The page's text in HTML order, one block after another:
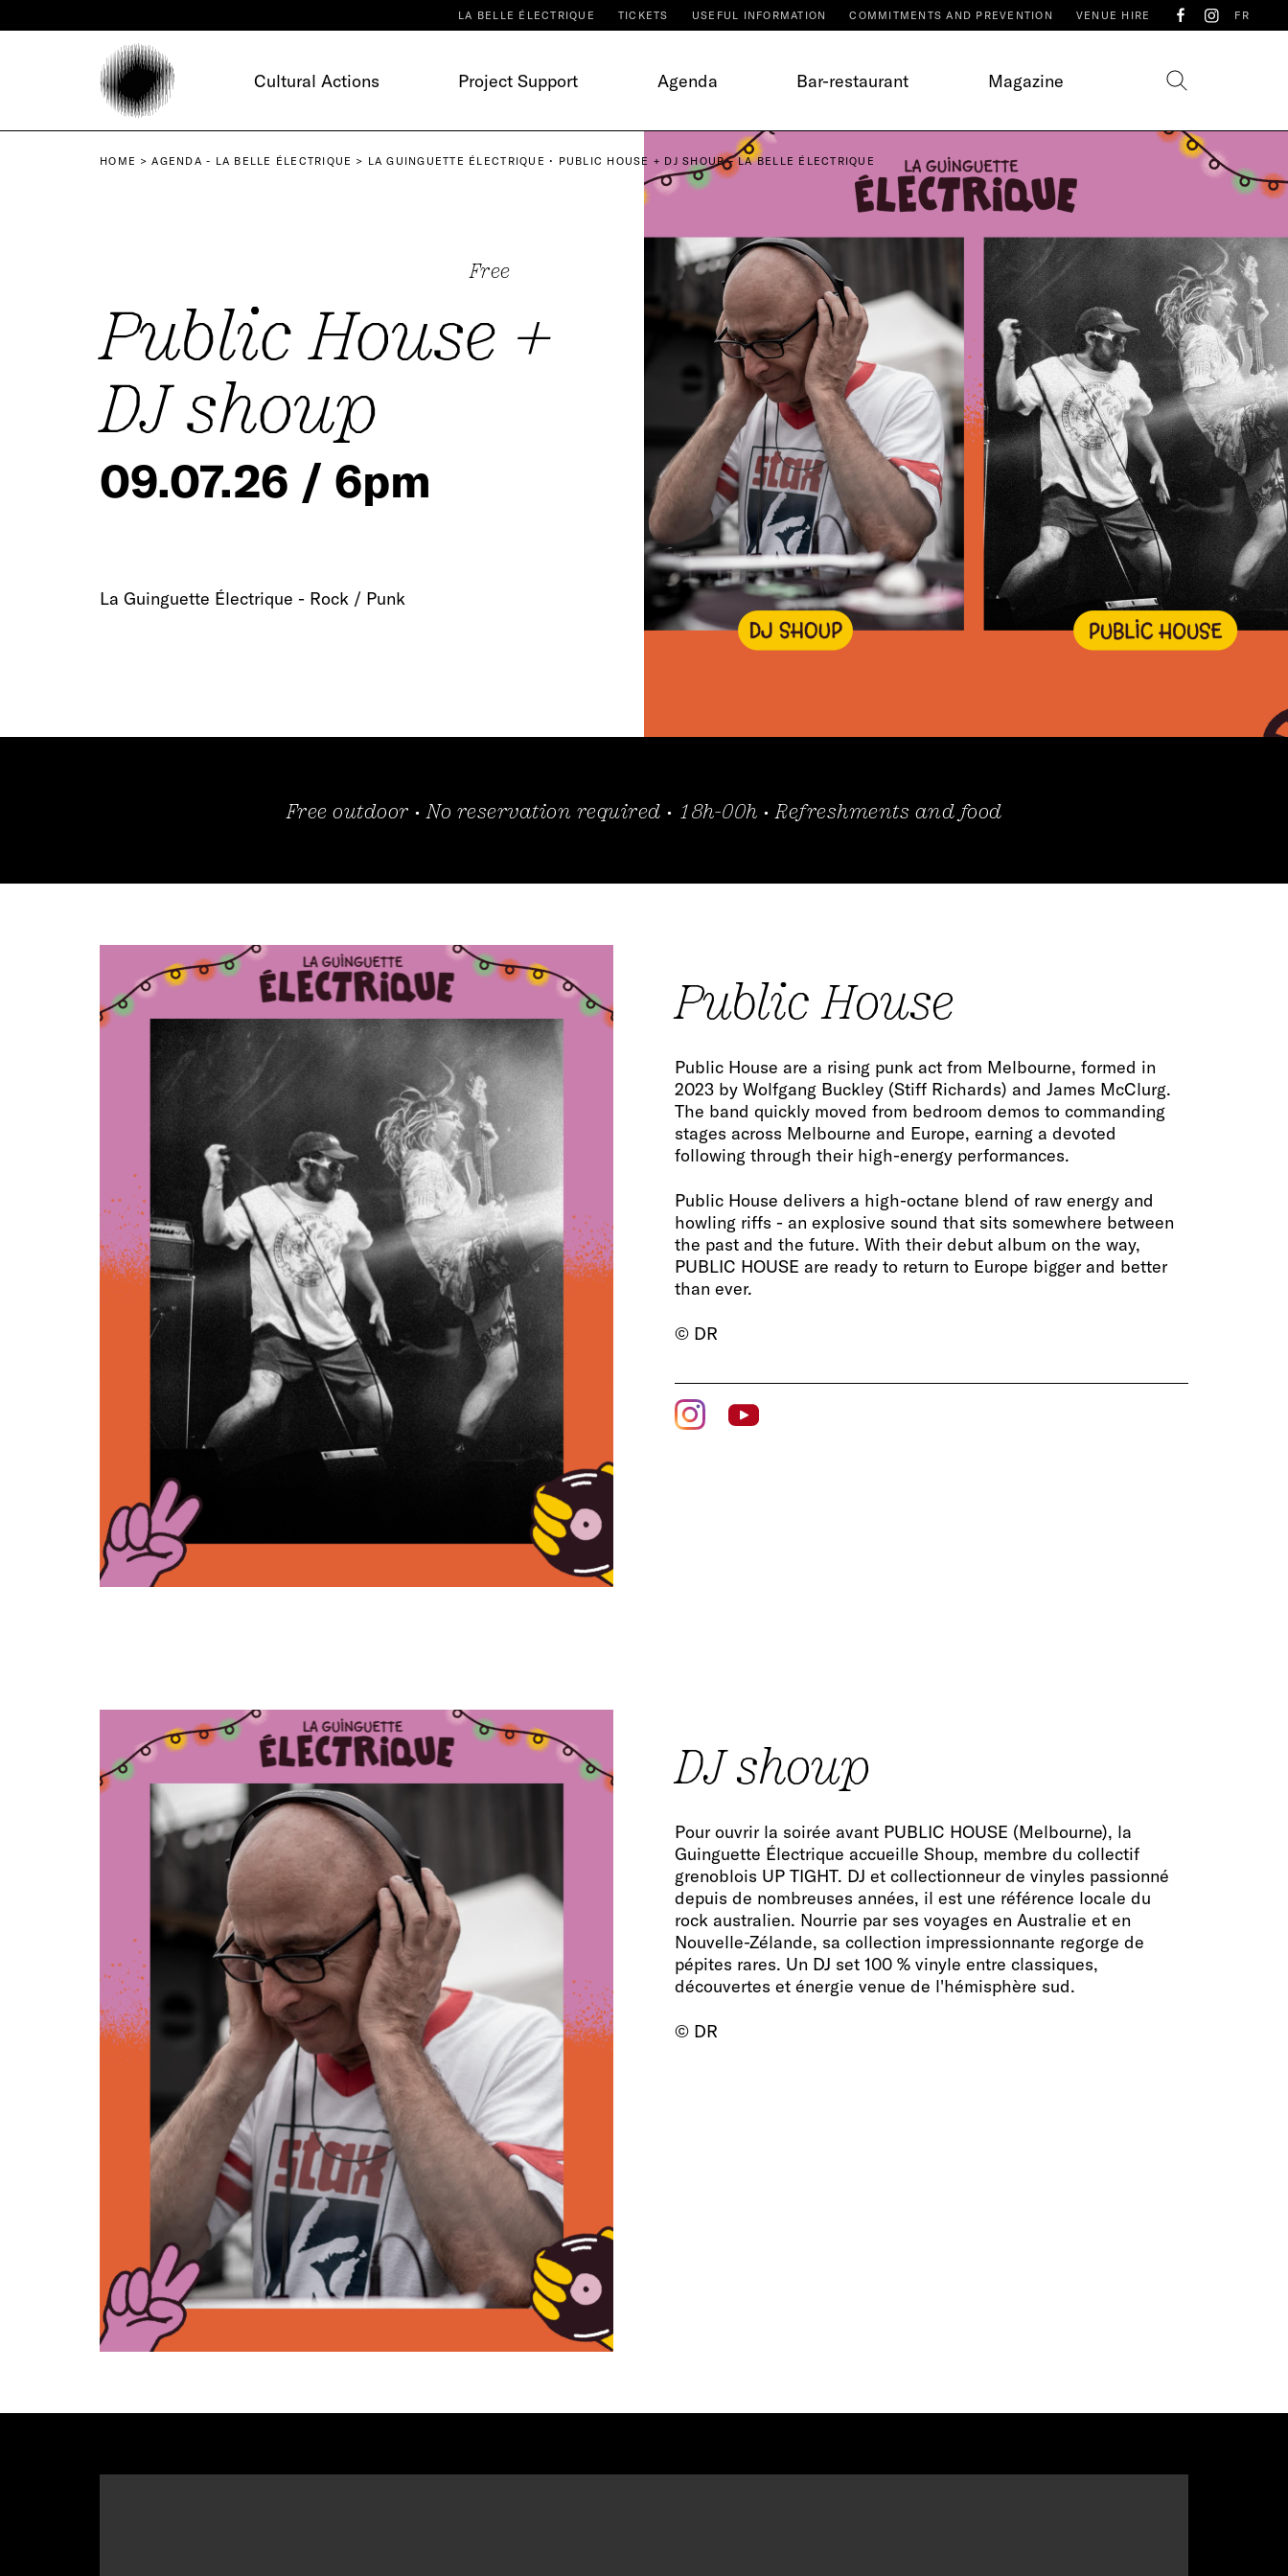
LA BELLE ÉLECTRIQUE TICKETS USEFUL INFORMATION COMMITMENTS AND PREVENTION VENUE HIRE FR
Cultural Actions Project Support Agenda Bar-restaurant Magazine
HOME AGENDA - LA BELLE ÉLECTRIQUE LA GUINGUETTE ÉLECTRIQUE • PUBLIC HOUSE + DJ SHOUP - LA BELLE ÉLECTRIQUE
Free
Public House +
DJ shoup
09.07.26 / 6pm
La Guinguette Électrique - Rock / Punk
Free outdoor • No reservation required • 18h-00h • Refreshments and food
Public House
Public House are a rising punk act from Melbourne, formed in
2023 by Wolfgang Buckley (Stiff Richards) and James McClurg.
The band quickly moved from bedroom demos to commanding
stages across Melbourne and Europe, earning a devoted
following through their high-energy performances.
Public House delivers a high-octane blend of raw energy and
howling riffs - an explosive sound that sits somewhere between
the past and the future. With their debut album on the way,
PUBLIC HOUSE are ready to return to Europe bigger and better
than ever.
© DR
DJ shoup
Pour ouvrir la soirée avant PUBLIC HOUSE (Melbourne), la
Guinguette Électrique accueille Shoup, membre du collectif
grenoblois UP TIGHT. DJ et collectionneur de vinyles passionné
depuis de nombreuses années, il est une référence locale du
rock australien. Nourrie par ses voyages en Australie et en
Nouvelle-Zélande, sa collection impressionnante regorge de
pépites rares. Un DJ set 100 % vinyle entre classiques,
découvertes et énergie venue de l'hémisphère sud.
© DR